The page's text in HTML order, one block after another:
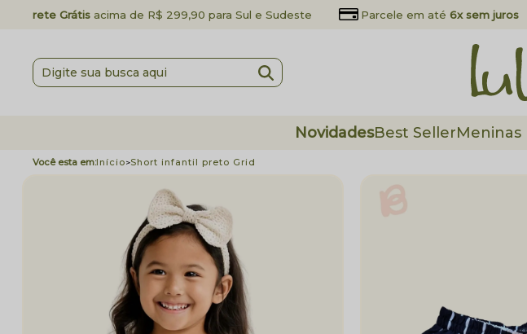
Frete Grátis acima de R$ 299,90 para Sul e Sudeste Parcele em até 6x sem juros
NovidadesBest SellerMeninas
Início Short infantil preto Grid